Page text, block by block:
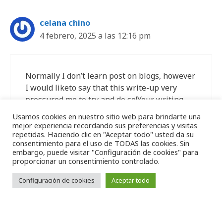
celana chino
4 febrero, 2025 a las 12:16 pm
Normally I don’t learn post on blogs, however
I would liketo say that this write-up very
pressured me to try and do so!Your writing
style has been surprised me. Thank you,
quite nice article.
may in 3d gia re
Usamos cookies en nuestro sitio web para brindarte una
mejor experiencia recordando sus preferencias y visitas
repetidas. Haciendo clic en "Aceptar todo" usted da su
consentimiento para el uso de TODAS las cookies. Sin
embargo, puede visitar "Configuración de cookies" para
proporcionar un consentimiento controlado.
Configuración de cookies Aceptar todo